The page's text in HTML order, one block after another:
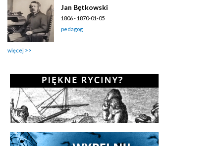
Jan Bętkowski
1806 - 1870-01-05
pedagog
więcej